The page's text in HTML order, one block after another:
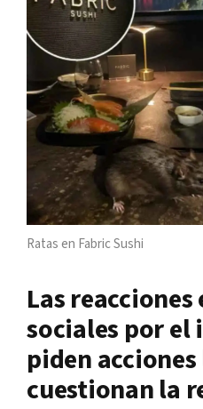
Ratas en Fabric Sushi
Las reacciones
sociales por el
piden
cuestionan la